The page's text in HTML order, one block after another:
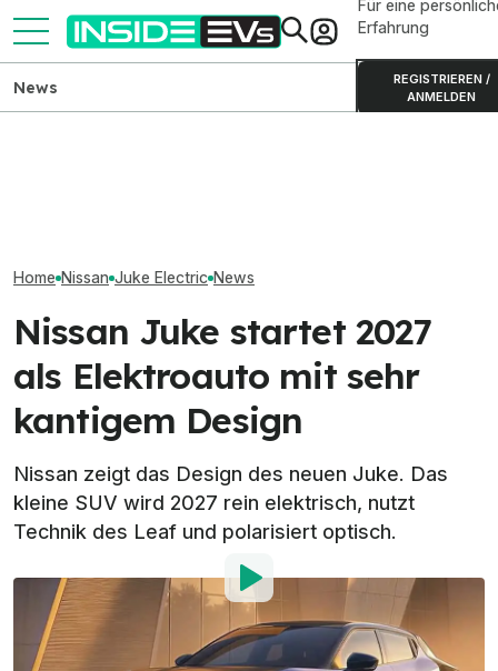
Für eine
Erfahrung
REGISTRIEREN /
ANMELDEN
News
Home Nissan Juke Electric News
Nissan Juke startet 2027
als Elektroauto mit sehr
kantigem Design
Nissan zeigt das Design des neuen Juke. Das
kleine SUV wird 2027 rein elektrisch, nutzt
Technik des Leaf und polarisiert optisch.
Bild von: Nissan
Stefan Leichsenring